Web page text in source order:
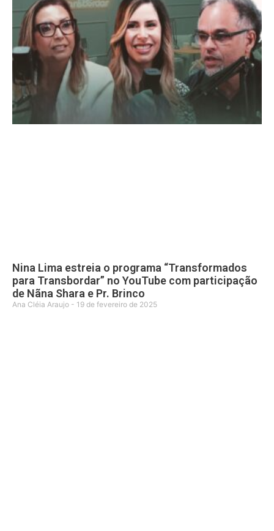
Nina Lima estreia o programa “Transformados
para Transbordar” no YouTube com participação
de Nãna Shara e Pr. Brinco
Ana Cléia Araujo 19 de fevereiro de 2025